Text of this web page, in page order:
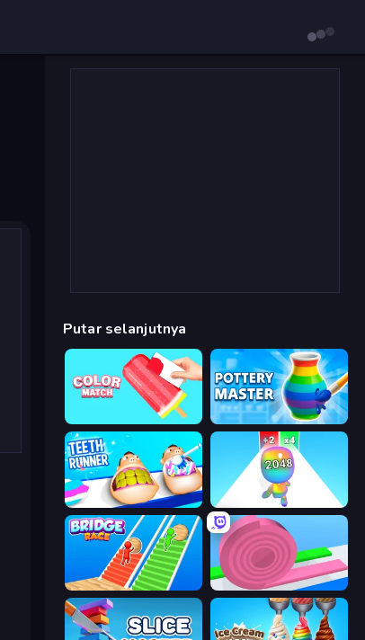
Putar selanjutnya
Pottery Master
Teeth Runner Man Runner 2048
Bridge Race Layers Roll